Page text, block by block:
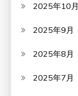
2025年10月
2025年9月
2025年8月
2025年7月